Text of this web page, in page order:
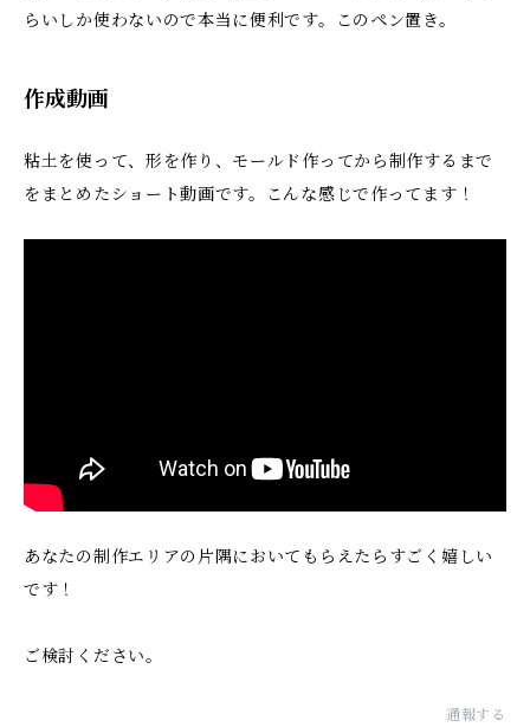
らいしか使わないので本当に便利です。このペン置き。
作成動画
粘土を使って、形を作り、モールド作ってから制作するまで
をまとめたショート動画です。こんな感じで作ってます！
あなたの制作エリアの片隅においてもらえたらすごく嬉しい
です！
ご検討ください。
通報する